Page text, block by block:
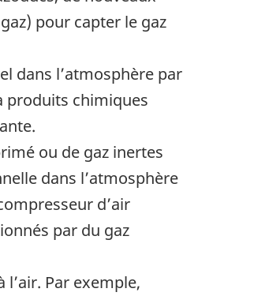
pour capter le gaz
dans l’atmosphère par
produits chimiques
ou de gaz inertes
dans l’atmosphère
d’air
par du gaz
Par exemple,